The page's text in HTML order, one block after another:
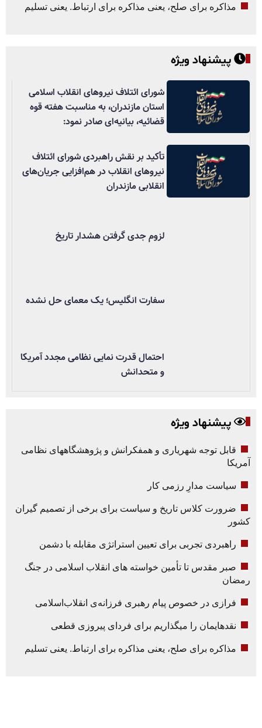
مذاکره برای صلح، یعنی مذاکره برای ارتباط. یعنی تسلیم
پیشنهاد ویژه
شورای ائتلاف نیروهای انقلاب اسلامی
استان مازندران، به مناسبت هفته قوه
قضائیه، بیانیه‌ای صادر نمود:
تأکید بر نقش راهبردی شورای ائتلاف
نیروهای انقلاب در هم‌افزایی جریان‌های
انقلابی مازندران
لزوم جدی گرفتن هشدار تاریخ
سفارت انگلیس؛ یک معمای حل نشده
احتمال قدرت نمایی نظامی مجدد آمریکا
و متحدانش
پیشنهاد ویژه
قابل توجه شهریاری و همفکرانش و پژوهشگاههای نظامی
آمریکا
سیاست مدارِ رزمی کار
ضرورت کلاس تاریخ و سیاست برای برخی از تصمیم گیران
کشور
راهبردی تجربی برای تعیین استراتژی مقابله با دشمن
صبر مقدس تا تأمین خواسته های انقلاب اسلامی در جنگ
رمضان
فرازی در خصوص پیام رهبری فرزانه‌ی انقلاب‌اسلامی
نقدهایمان را میگذاریم برای فردای پیروزی قطعی
مذاکره برای صلح، یعنی مذاکره برای ارتباط. یعنی تسلیم